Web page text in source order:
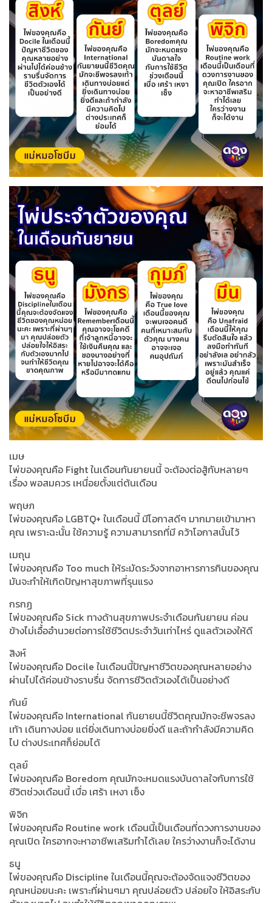
เมษ
ไพ่ของคุณคือ Fight ในเดือนกันยายนนี้ จะต้องต่อสู้กับหลายๆ
เรื่อง พอสมควร เหนื่อยตั้งแต่ต้นเดือน
พฤษภ
ไพ่ของคุณคือ LGBTQ+ ในเดือนนี้ มีโอกาสดีๆ มากมายเข้ามาหา
คุณ เพราะฉะนั้น ใช้ความรู้ ความสามารถที่มี คว้าโอกาสนั้นไว้
เมถุน
ไพ่ของคุณคือ Too much ให้ระมัดระวังจากอาหารการกินของคุณ
มันจะทำให้เกิดปัญหาสุขภาพที่รุนแรง
กรกฏ
ไพ่ของคุณคือ Sick ทางด้านสุขภาพประจำเดือนกันยายน ค่อน
ข้างไม่เอื้ออำนวยต่อการใช้ชีวิตประจำวันเท่าไหร่ ดูแลตัวเองให้ดี
สิงห์
ไพ่ของคุณคือ Docile ในเดือนนี้ปัญหาชีวิตของคุณหลายอย่าง
ผ่านไปได้ค่อนข้างราบรื่น จัดการชีวิตตัวเองได้เป็นอย่างดี
กันย์
ไพ่ของคุณคือ International กันยายนนี้ชีวิตคุณมักจะชีพจรลง
เท้า เดินทางบ่อย แต่ยิ่งเดินทางบ่อยยิ่งดี และถ้ากำลังมีความคิด
ไป ต่างประเทศก็ย่อมได้
ตุลย์
ไพ่ของคุณคือ Boredom คุณมักจะหมดแรงบันดาลใจกับการใช้
ชีวิตช่วงเดือนนี้ เบื่อ เศร้า เหงา เซ็ง
พิจิก
ไพ่ของคุณคือ Routine work เดือนนี้เป็นเดือนที่ดวงการงานของ
คุณเปิด ใครอากจะหาอาชีพเสริมทำได้เลย ใครว่างงานก็จะได้งาน
ธนู
ไพ่ของคุณคือ Discipline ในเดือนนี้คุณจะต้องจัดแจงชีวิตของ
คุณหน่อยนะคะ เพราะที่ผ่านๆมา คุณปล่อยตัว ปล่อยใจ ให้อิสระกับ